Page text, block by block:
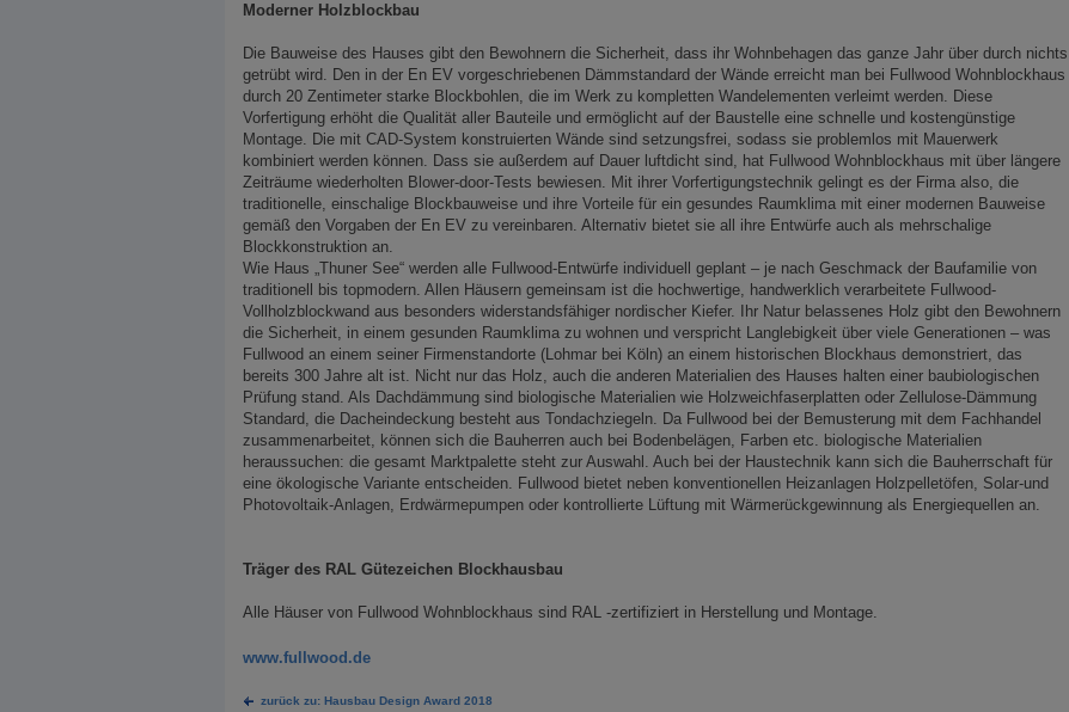
Moderner Holzblockbau
Die Bauweise des Hauses gibt den Bewohnern die Sicherheit, dass ihr Wohnbehagen das ganze Jahr über durch nichts
getrübt wird. Den in der En EV vorgeschriebenen Dämmstandard der Wände erreicht man bei Fullwood Wohnblockhaus
durch 20 Zentimeter starke Blockbohlen, die im Werk zu kompletten Wandelementen verleimt werden. Diese
Vorfertigung erhöht die Qualität aller Bauteile und ermöglicht auf der Baustelle eine schnelle und kostengünstige
Montage. Die mit CAD-System konstruierten Wände sind setzungsfrei, sodass sie problemlos mit Mauerwerk
kombiniert werden können. Dass sie außerdem auf Dauer luftdicht sind, hat Fullwood Wohnblockhaus mit über längere
Zeiträume wiederholten Blower-door-Tests bewiesen. Mit ihrer Vorfertigungstechnik gelingt es der Firma also, die
traditionelle, einschalige Blockbauweise und ihre Vorteile für ein gesundes Raumklima mit einer modernen Bauweise
gemäß den Vorgaben der En EV zu vereinbaren. Alternativ bietet sie all ihre Entwürfe auch als mehrschalige
Blockkonstruktion an.
Wie Haus „Thuner See“ werden alle Fullwood-Entwürfe individuell geplant – je nach Geschmack der Baufamilie von
traditionell bis topmodern. Allen Häusern gemeinsam ist die hochwertige, handwerklich verarbeitete Fullwood-
Vollholzblockwand aus besonders widerstandsfähiger nordischer Kiefer. Ihr Natur belassenes Holz gibt den Bewohnern
die Sicherheit, in einem gesunden Raumklima zu wohnen und verspricht Langlebigkeit über viele Generationen – was
Fullwood an einem seiner Firmenstandorte (Lohmar bei Köln) an einem historischen Blockhaus demonstriert, das
bereits 300 Jahre alt ist. Nicht nur das Holz, auch die anderen Materialien des Hauses halten einer baubiologischen
Prüfung stand. Als Dachdämmung sind biologische Materialien wie Holzweichfaserplatten oder Zellulose-Dämmung
Standard, die Dacheindeckung besteht aus Tondachziegeln. Da Fullwood bei der Bemusterung mit dem Fachhandel
zusammenarbeitet, können sich die Bauherren auch bei Bodenbelägen, Farben etc. biologische Materialien
heraussuchen: die gesamt Marktpalette steht zur Auswahl. Auch bei der Haustechnik kann sich die Bauherrschaft für
eine ökologische Variante entscheiden. Fullwood bietet neben konventionellen Heizanlagen Holzpelletöfen, Solar-und
Photovoltaik-Anlagen, Erdwärmepumpen oder kontrollierte Lüftung mit Wärmerückgewinnung als Energiequellen an.
Träger des RAL Gütezeichen Blockhausbau
Alle Häuser von Fullwood Wohnblockhaus sind RAL -zertifiziert in Herstellung und Montage.
www.fullwood.de
zurück zu: Hausbau Design Award 2018